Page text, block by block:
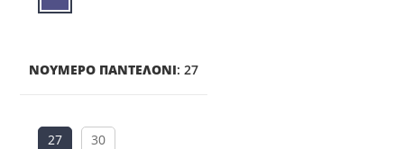
ΝΟΎΜΕΡΟ ΠΑΝΤΕΛΌΝΙ: 27
27 30